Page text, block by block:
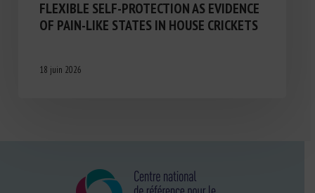
FLEXIBLE SELF-PROTECTION AS EVIDENCE
OF PAIN-LIKE STATES IN HOUSE CRICKETS
18 juin 2026